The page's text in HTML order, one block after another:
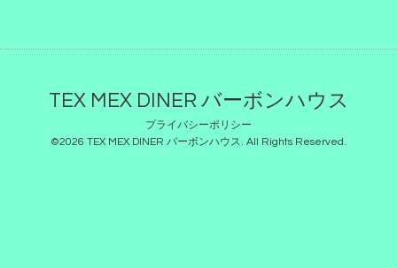
TEX MEX DINER バーボンハウス
プライバシーポリシー
©2026 TEX MEX DINER バーボンハウス. All Rights Reserved.